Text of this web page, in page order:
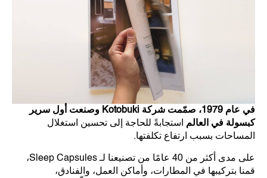
في عام 1979، صمّمت شركة Kotobuki وصنعت أول سرير
كبسولة في العالم استجابةً للحاجة إلى تحسين استغلال
المساحات بسبب ارتفاع تكلفتها.
على مدى أكثر من 40 عامًا من تصنيعنا لـ Sleep Capsules،
قمنا بتركيبها في المطارات، وأماكن العمل، والفنادق،